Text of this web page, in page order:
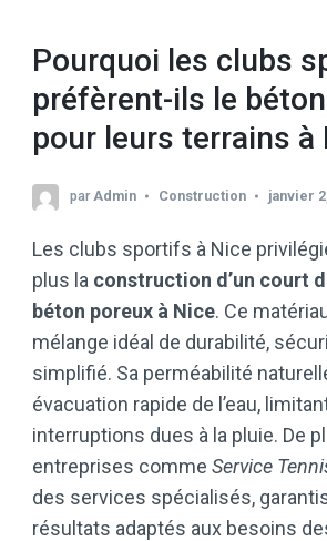
Pourquoi les clubs
préfèrent-ils le
pour leurs terrains à
par Admin Construction janvier
Les clubs sportifs à Nice
plus la construction d’un court
béton poreux à Nice. Ce
mélange idéal de durabilité,
simplifié. Sa perméabilité
évacuation rapide de l’eau,
interruptions dues à la pluie. De
entreprises comme Service
des services spécialisés,
résultats adaptés aux besoins